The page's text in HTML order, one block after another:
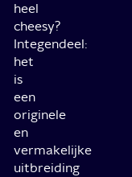
heel
cheesy?
Integendeel:
het
is
een
originele
en
vermakelijke
uitbreiding